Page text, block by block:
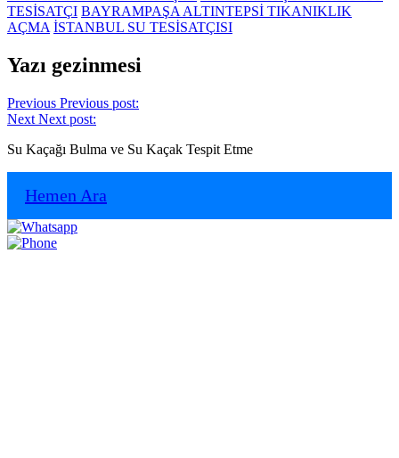
TESİSATÇI BAYRAMPAŞA ALTINTEPSİ TIKANIKLIK
AÇMA İSTANBUL SU TESİSATÇISI
Yazı gezinmesi
Previous Previous post:
Next Next post:
Su Kaçağı Bulma ve Su Kaçak Tespit Etme
Hemen Ara